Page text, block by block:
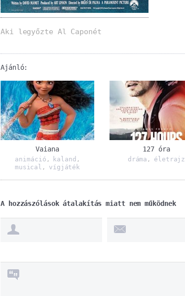
Aki legyőzte Al Caponét
Ajánló:
Vaiana
animáció , kaland ,
musical , vígjáték
127 óra
dráma , életrajz
A hozzászólások átalakítás miatt nem működnek